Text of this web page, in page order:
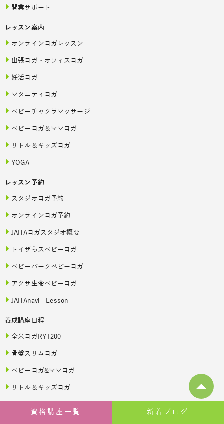
開業サポート
レッスン案内
オンラインヨガレッスン
出張ヨガ・オフィスヨガ
妊活ヨガ
マタニティヨガ
ベビーチャクラマッサージ
ベビーヨガ＆ママヨガ
リトル＆キッズヨガ
YOGA
レッスン予約
スタジオヨガ予約
オンラインヨガ予約
JAHAヨガスタジオ概要
トイザらスベビーヨガ
ベビーパークベビーヨガ
アクサ生命ベビーヨガ
JAHAnavi Lesson
養成講座日程
全米ヨガRYT200
骨盤スリムヨガ
ベビーヨガ&ママヨガ
リトル＆キッズヨガ
新着ブログ
資格講座一覧